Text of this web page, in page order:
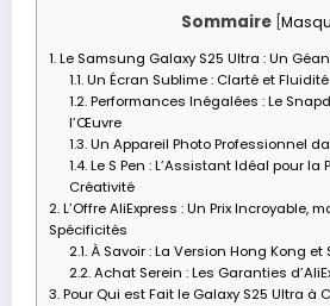
Sommaire
1.Le Samsung Galaxy S25 Ultra : Un
1.1.Un Écran Sublime : Clarté et
1.2.Performances Inégalées : Le
l’Œuvre
1.3.Un Appareil Photo Professionnel
1.4.Le S Pen : L’Assistant Idéal pour la
Créativité
2.L’Offre AliExpress : Un Prix Incroyable,
Spécificités
2.1. À Savoir : La Version Hong Kong
2.2.Achat Serein : Les Garanties
3.Pour Qui est Fait le Galaxy S25 Ultra à